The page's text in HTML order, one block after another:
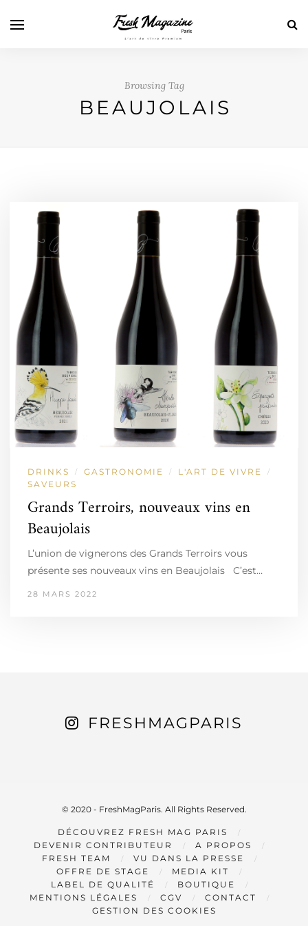
Browsing Tag
BEAUJOLAIS
DRINKS / GASTRONOMIE / L'ART DE VIVRE /
SAVEURS
Grands Terroirs, nouveaux vins en
Beaujolais
L’union de vignerons des Grands Terroirs vous
présente ses nouveaux vins en Beaujolais C’est…
28 MARS 2022
FRESHMAGPARIS
© 2020 - FreshMagParis. All Rights Reserved.
DÉCOUVREZ FRESH MAG PARIS
DEVENIR CONTRIBUTEUR
A PROPOS
FRESH TEAM
VU DANS LA PRESSE
OFFRE DE STAGE
MEDIA KIT
LABEL DE QUALITÉ
BOUTIQUE
MENTIONS LÉGALES
CGV
CONTACT
GESTION DES COOKIES